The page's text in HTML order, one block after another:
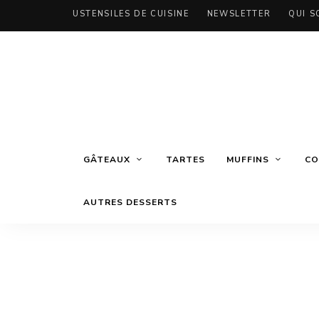
USTENSILES DE CUISINE NEWSLETTER QUI
GÂTEAUX TARTES MUFFINS
AUTRES DESSERTS